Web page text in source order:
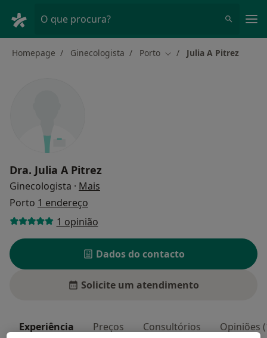
O que procura?
Homepage Ginecologista Porto Mudar de cidade
Julia A Pitrez
Dra. Julia A Pitrez
Ginecologista · Mais
Porto 1 endereço
1 opinião
Dados do contacto
Solicite um atendimento
Experiência Preços Consultórios Opiniões